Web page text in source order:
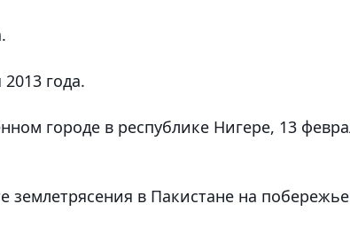
года.
городе в республике Нигере, 13
землетрясения в Пакистане на побережье